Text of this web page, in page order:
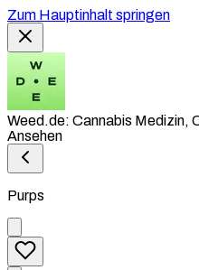
Zum Hauptinhalt springen
Weed.de: Cannabis Medizin,
Ansehen
Purps